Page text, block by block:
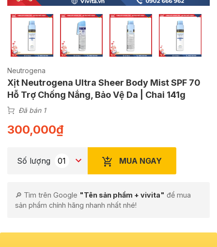
Neutrogena
Xịt Neutrogena Ultra Sheer Body Mist SPF 70
Hỗ Trợ Chống Nắng, Bảo Vệ Da | Chai 141g
Đã bán 1
300,000₫
Số lượng MUA NGAY
🔎 Tìm trên Google "Tên sản phẩm + vivita" để mua
sản phẩm chính hãng nhanh nhất nhé!